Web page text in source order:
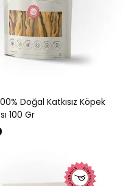
Doğal Katkısız Köpek
100 Gr